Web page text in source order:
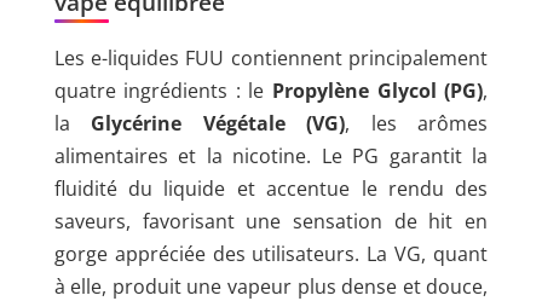
Les e-liquides FUU contiennent principalement
quatre ingrédients : le Propylène Glycol (PG),
la Glycérine Végétale (VG), les arômes
alimentaires et la nicotine. Le PG garantit la
fluidité du liquide et accentue le rendu des
saveurs, favorisant une sensation de hit en
gorge appréciée des utilisateurs. La VG, quant
à elle, produit une vapeur plus dense et douce,